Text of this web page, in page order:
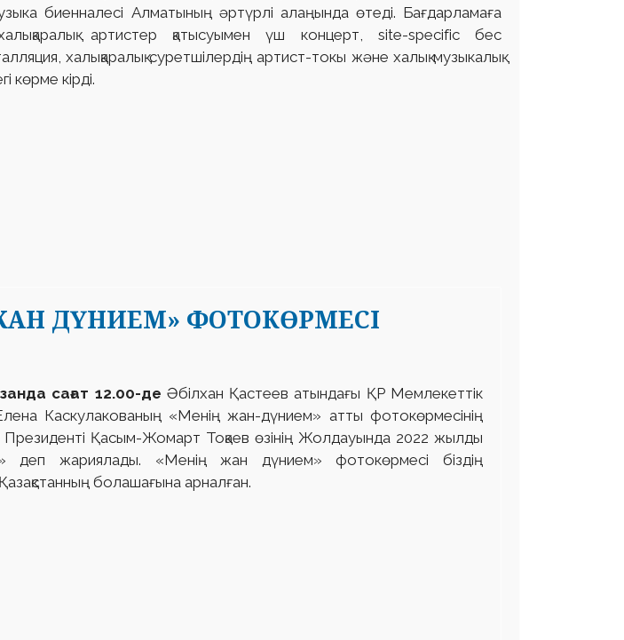
биенналесі Алматының əртүрлі алаңында өтеді. Бағдарламаға
халықаралық артистер қатысуымен үш концерт, site-specific бес
халықаралық суретшілердің артист-токы жəне халық музыкалық
көрме кірді.
ДҮНИЕМ» ФОТОКӨРМЕСІ
сағат 12.00-де Әбілхан Қастеев атындағы ҚР Мемлекеттік
Каскулакованың «Менің жан-дүнием» атты фотокөрмесінің
Қасым-Жомарт Тоқаев өзінің Жолдауында 2022 жылды
деп жариялады. «Менің жан дүнием» фотокөрмесі біздің
болашағына арналған.